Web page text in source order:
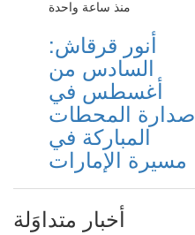
منذ ساعة واحدة
أنور قرقاش:
السادس من
أغسطس في
صدارة المحطات
المباركة في
مسيرة الإمارات
أخبار متداوَلة